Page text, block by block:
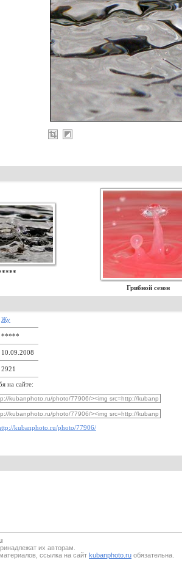
Грибной сезон
Жу
*****
10.09.2008
2921
на сайте:
kubanphoto.ru/photo/77906/
их авторам.
ссылка на сайт kubanphoto.ru обязательна.